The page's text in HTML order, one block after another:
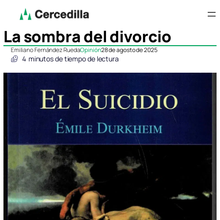
La sombra del divorcio
Emiliano Fernández RuedaOpinión28 de agosto de 2025
4 minutos de tiempo de lectura